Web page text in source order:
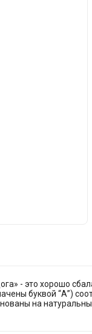
- это хорошо
буквой “А”)
на